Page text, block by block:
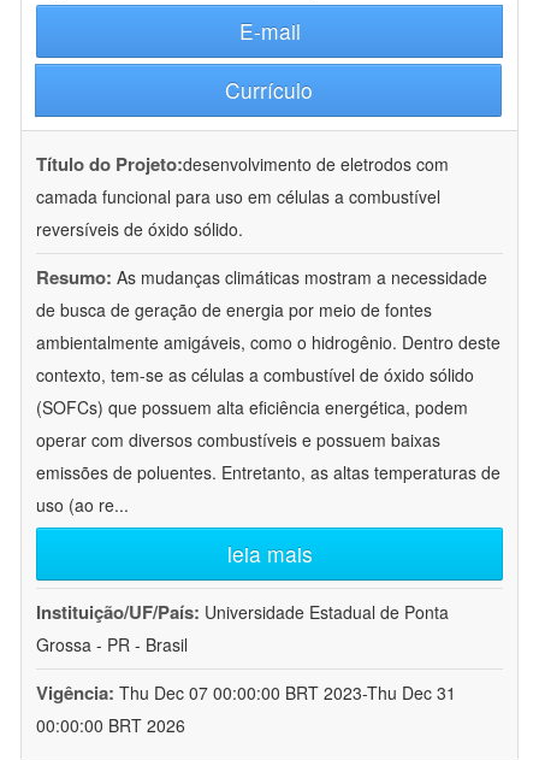
E-mail
Currículo
Título do Projeto:desenvolvimento de eletrodos com
camada funcional para uso em células a combustível
reversíveis de óxido sólido.
Resumo: As mudanças climáticas mostram a necessidade
de busca de geração de energia por meio de fontes
ambientalmente amigáveis, como o hidrogênio. Dentro deste
contexto, tem-se as células a combustível de óxido sólido
(SOFCs) que possuem alta eficiência energética, podem
operar com diversos combustíveis e possuem baixas
emissões de poluentes. Entretanto, as altas temperaturas de
uso (ao re...
leia mais
Instituição/UF/País: Universidade Estadual de Ponta
Grossa - PR - Brasil
Vigência: Thu Dec 07 00:00:00 BRT 2023-Thu Dec 31
00:00:00 BRT 2026